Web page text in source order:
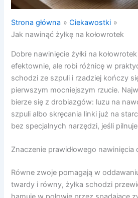
Strona główna
Ciekawostki
Jak nawinąć żyłkę na kołowrotek
Dobre nawinięcie żyłki na
efektownie, ale robi różnicę w
schodzi ze szpuli i rzadziej kończy
pierwszym mocniejszym rzucie.
bierze się z drobiazgów: luzu na
szpuli albo skręcania linki już na
bez specjalnych narzędzi, jeśli
Znaczenie prawidłowego nawinięcia
Równe zwoje pomagają w
twardy i równy, żyłka schodzi